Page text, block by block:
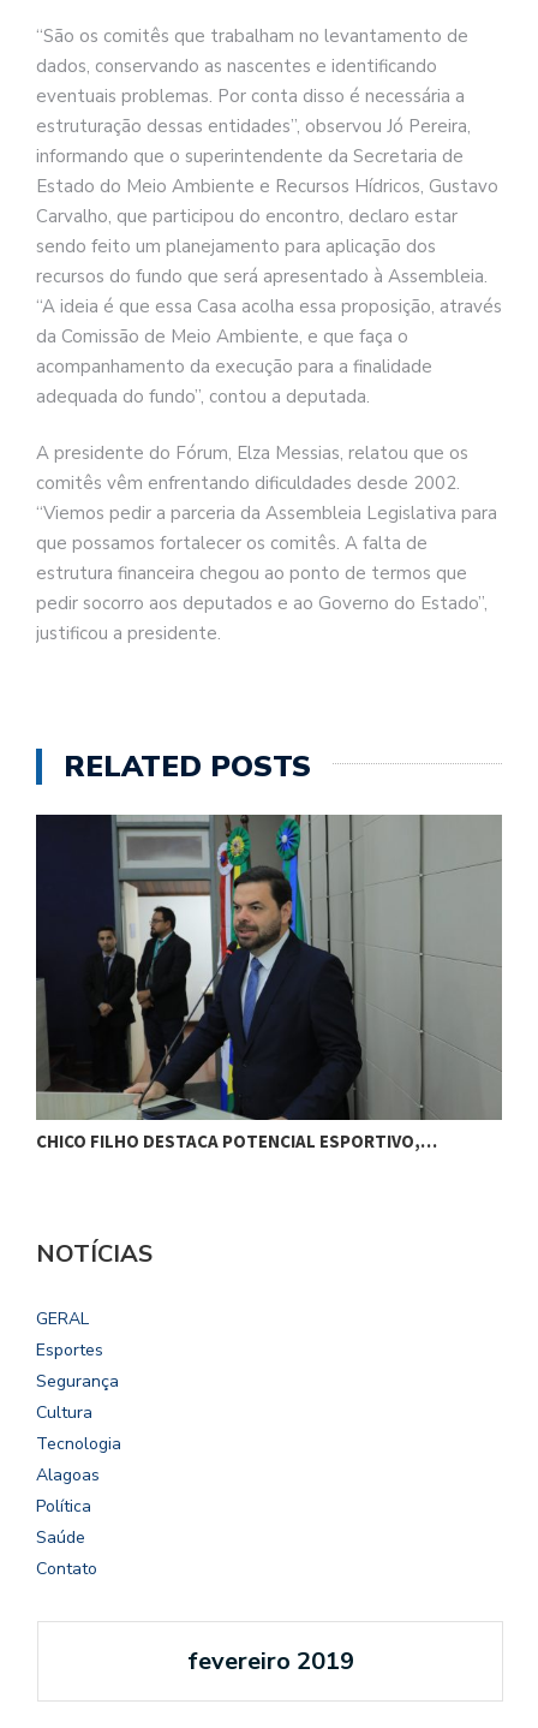
“São os comitês que trabalham no levantamento de
dados, conservando as nascentes e identificando
eventuais problemas. Por conta disso é necessária a
estruturação dessas entidades”, observou Jó Pereira,
informando que o superintendente da Secretaria de
Estado do Meio Ambiente e Recursos Hídricos, Gustavo
Carvalho, que participou do encontro, declaro estar
sendo feito um planejamento para aplicação dos
recursos do fundo que será apresentado à Assembleia.
“A ideia é que essa Casa acolha essa proposição, através
da Comissão de Meio Ambiente, e que faça o
acompanhamento da execução para a finalidade
adequada do fundo”, contou a deputada.
A presidente do Fórum, Elza Messias, relatou que os
comitês vêm enfrentando dificuldades desde 2002.
“Viemos pedir a parceria da Assembleia Legislativa para
que possamos fortalecer os comitês. A falta de
estrutura financeira chegou ao ponto de termos que
pedir socorro aos deputados e ao Governo do Estado”,
justificou a presidente.
RELATED POSTS
CHICO FILHO DESTACA POTENCIAL ESPORTIVO,…
NOTÍCIAS
GERAL
Esportes
Segurança
Cultura
Tecnologia
Alagoas
Política
Saúde
Contato
fevereiro 2019